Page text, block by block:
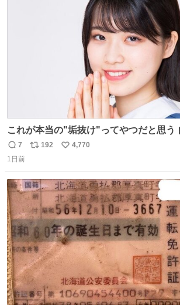
これが本当の"垢抜け"ってやつだと思う
テンシャルを最大限活かしてるもん 私も
て、こういう垢抜け方したい
返
信
7
リ
ト
数
192
い
数
4,770
1日前